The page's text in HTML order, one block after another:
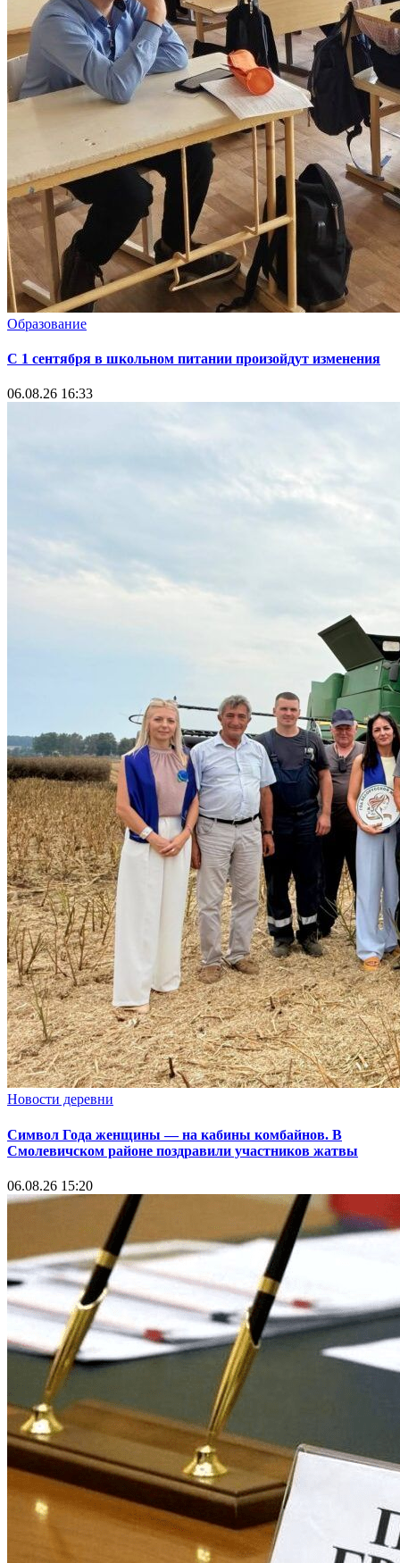
Образование
С 1 сентября в школьном питании произойдут изменения
06.08.26 16:33
Новости деревни
Символ Года женщины — на кабины комбайнов. В
Смолевичском районе поздравили участников жатвы
06.08.26 15:20